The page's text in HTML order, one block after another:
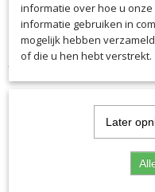
SX.Mesh-sok
Uitstekende balcontrole
Hoge stabiliteit en
informatie over hoe u
informatie gebruiken in
mogelijk hebben
of die u hen hebt verstrekt.
Later